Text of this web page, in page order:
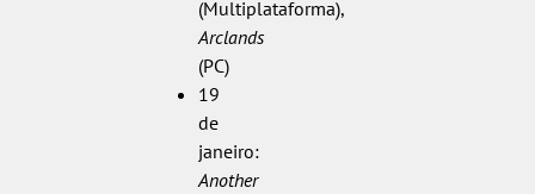
(Multiplataforma),
Arclands
(PC)
19
de
janeiro:
Another